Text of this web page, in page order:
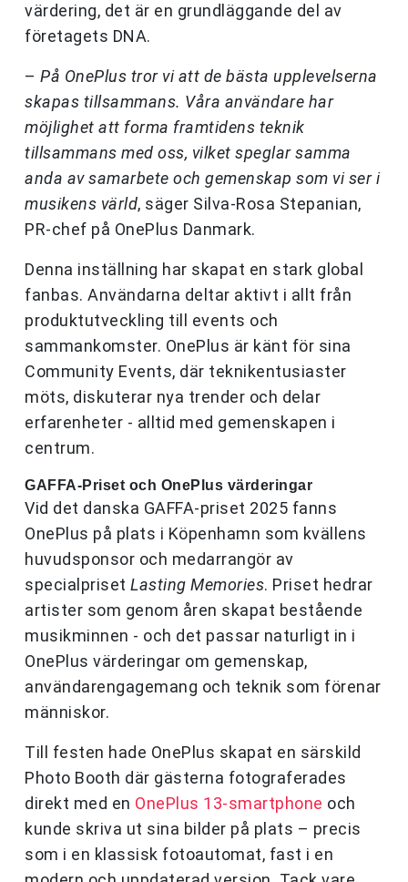
värdering, det är en grundläggande del av
företagets DNA.
– På OnePlus tror vi att de bästa upplevelserna
skapas tillsammans. Våra användare har
möjlighet att forma framtidens teknik
tillsammans med oss, vilket speglar samma
anda av samarbete och gemenskap som vi ser i
musikens värld, säger Silva-Rosa Stepanian,
PR-chef på OnePlus Danmark.
Denna inställning har skapat en stark global
fanbas. Användarna deltar aktivt i allt från
produktutveckling till events och
sammankomster. OnePlus är känt för sina
Community Events, där teknikentusiaster
möts, diskuterar nya trender och delar
erfarenheter - alltid med gemenskapen i
centrum.
GAFFA-Priset och OnePlus värderingar
Vid det danska GAFFA-priset 2025 fanns
OnePlus på plats i Köpenhamn som kvällens
huvudsponsor och medarrangör av
specialpriset Lasting Memories. Priset hedrar
artister som genom åren skapat bestående
musikminnen - och det passar naturligt in i
OnePlus värderingar om gemenskap,
användarengagemang och teknik som förenar
människor.
Till festen hade OnePlus skapat en särskild
Photo Booth där gästerna fotograferades
direkt med en OnePlus 13-smartphone och
kunde skriva ut sina bilder på plats – precis
som i en klassisk fotoautomat, fast i en